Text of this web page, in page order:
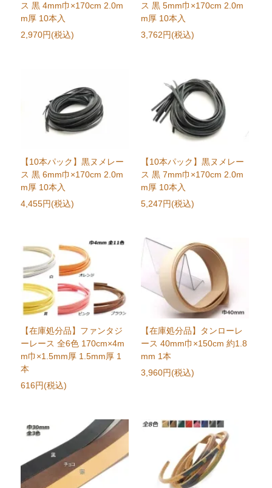
ス 黒 4mm巾×170cm 2.0m
m厚 10本入
2,970円(税込)
ス 黒 5mm巾×170cm 2.0m
m厚 10本入
3,762円(税込)
【10本パック】黒ヌメレー
ス 黒 6mm巾×170cm 2.0m
m厚 10本入
4,455円(税込)
【10本パック】黒ヌメレー
ス 黒 7mm巾×170cm 2.0m
m厚 10本入
5,247円(税込)
【在庫処分品】ファンタジ
ーレース 全6色 170cm×4m
m巾×1.5mm厚 1.5mm厚 1
本
616円(税込)
【在庫処分品】タンローレ
ース 40mm巾×150cm 約1.8
mm 1本
3,960円(税込)